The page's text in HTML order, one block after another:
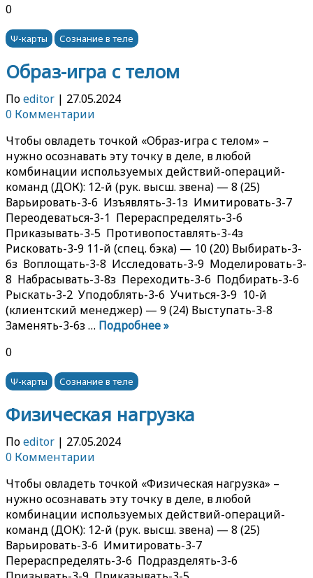
0
Ψ-карты Сознание в теле
Образ-игра с телом
Поeditor | 27.05.2024
0 Комментарии
Чтобы овладеть точкой «Образ-игра с телом» –
нужно осознавать эту точку в деле, в любой
комбинации используемых действий-операций-
команд (ДОК): 12-й (рук. высш. звена) — 8 (25)
Варьировать-3-6 Изъявлять-3-1з Имитировать-3-7
Переодеваться-3-1 Перераспределять-3-6
Приказывать-3-5 Противопоставлять-3-4з
Рисковать-3-9 11-й (спец. бэка) — 10 (20) Выбирать-3-
6з Воплощать-3-8 Исследовать-3-9 Моделировать-3-
8 Набрасывать-3-8з Переходить-3-6 Подбирать-3-6
Рыскать-3-2 Уподоблять-3-6 Учиться-3-9 10-й
(клиентский менеджер) — 9 (24) Выступать-3-8
Заменять-3-6з … Подробнее »
0
Ψ-карты Сознание в теле
Физическая нагрузка
Поeditor | 27.05.2024
0 Комментарии
Чтобы овладеть точкой «Физическая нагрузка» –
нужно осознавать эту точку в деле, в любой
комбинации используемых действий-операций-
команд (ДОК): 12-й (рук. высш. звена) — 8 (25)
Варьировать-3-6 Имитировать-3-7
Перераспределять-3-6 Подразделять-3-6